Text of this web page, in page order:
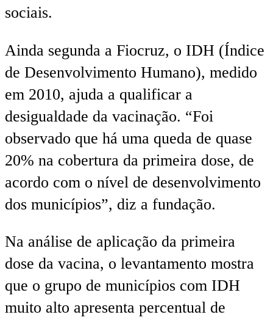
sociais.
Ainda segunda a Fiocruz, o IDH (Índice
de Desenvolvimento Humano), medido
em 2010, ajuda a qualificar a
desigualdade da vacinação. “Foi
observado que há uma queda de quase
20% na cobertura da primeira dose, de
acordo com o nível de desenvolvimento
dos municípios”, diz a fundação.
Na análise de aplicação da primeira
dose da vacina, o levantamento mostra
que o grupo de municípios com IDH
muito alto apresenta percentual de